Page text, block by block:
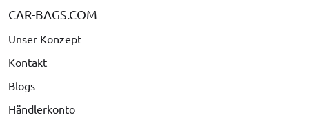
CAR-BAGS.COM
Unser Konzept
Kontakt
Blogs
Händlerkonto